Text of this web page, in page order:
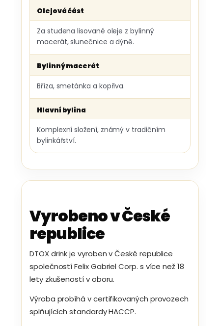
Olejová část
Za studena lisované oleje z bylinný
macerát, slunečnice a dýně.
Bylinný macerát
Bříza, smetánka a kopřiva.
Hlavní bylina
Komplexní složení, známý v tradičním
bylinkářství.
Vyrobeno v České
republice
DTOX drink je vyroben v České republice
společností Felix Gabriel Corp. s více než 18
lety zkušeností v oboru.
Výroba probíhá v certifikovaných provozech
splňujících standardy HACCP.